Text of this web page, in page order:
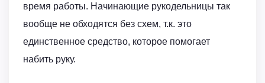
время работы. Начинающие рукодельницы так
вообще не обходятся без схем, т.к. это
единственное средство, которое помогает
набить руку.